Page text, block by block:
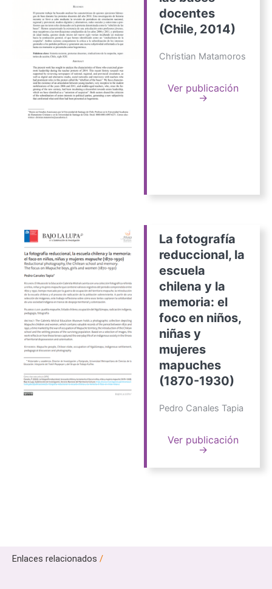
docentes
(Chile, 2014)
Christian Matamoros
Ver publicación
→
La fotografía
reduccional, la
escuela
chilena y la
memoria: el
foco en niños,
niñas y
mujeres
mapuches
(1870-1930)
Pedro Canales Tapia
Ver publicación
→
Enlaces relacionados /